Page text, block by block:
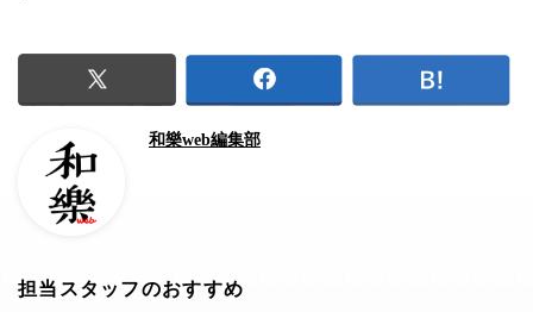
和樂web編集部
担当スタッフのおすすめ